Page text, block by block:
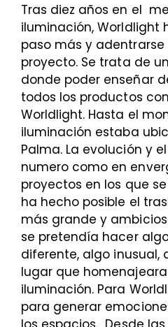
Tras diez años en el
iluminación, Worldlight
paso más y adentrarse
proyecto. Se trata de
donde poder enseñar
todos los productos
Worldlight. Hasta el
iluminación estaba
Palma. La evolución y
numero como en
proyectos en los que
ha hecho posible el
más grande y
se pretendía hacer
diferente, algo inusual,
lugar que
iluminación. Para
para generar